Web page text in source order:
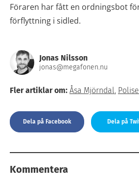
Föraren har fått en ordningsbot
förflyttning i sidled.
Jonas Nilsson
jonas@megafonen.nu
Fler artiklar om: Åsa Mjörndal,
Dela på Facebook Dela på
Kommentera